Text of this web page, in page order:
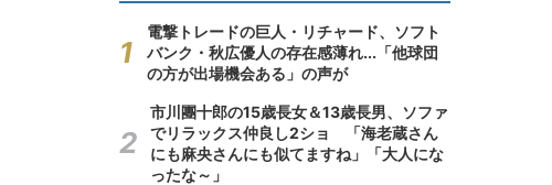
電撃トレードの巨人・リチャード、ソフト
バンク・秋広優人の存在感薄れ...「他球団
の方が出場機会ある」の声が
市川團十郎の15歳長女＆13歳長男、ソファ
でリラックス仲良し2ショ 「海老蔵さん
にも麻央さんにも似てますね」「大人にな
ったな～」